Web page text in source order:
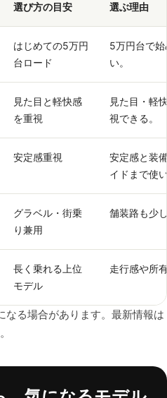
選び方の目安 選ぶ理由
はじめての5万円
台ロード
5万円台で
い。
見た目と軽快感
を重視
見た目・軽
視できる。
安定感重視
安定感と装
イドまで使
グラベル・街乗
り兼用
舗装路も少
長く乗れる上位
モデル
走行感や所
なる場合があります。最新情報は